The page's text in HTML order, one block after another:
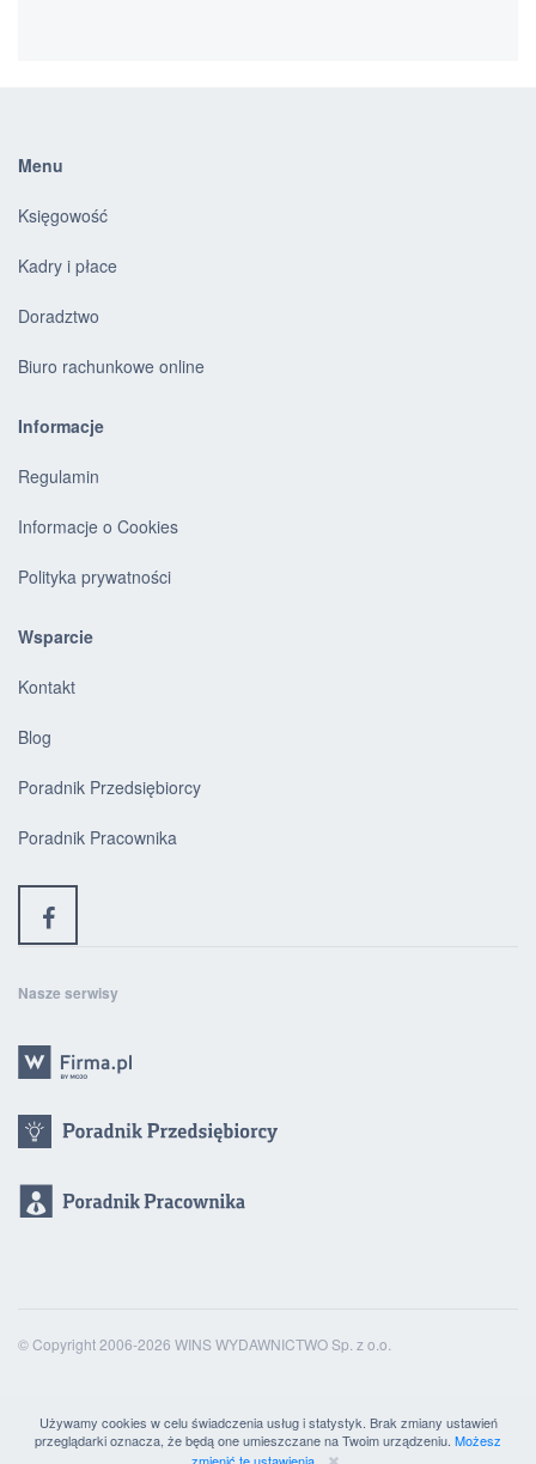
Menu
Księgowość
Kadry i płace
Doradztwo
Biuro rachunkowe online
Informacje
Regulamin
Informacje o Cookies
Polityka prywatności
Wsparcie
Kontakt
Blog
Poradnik Przedsiębiorcy
Poradnik Pracownika
Nasze serwisy
© Copyright 2006-2026 WINS WYDAWNICTWO Sp. z o.o.
Używamy cookies w celu świadczenia usług i statystyk. Brak zmiany ustawień
przeglądarki oznacza, że będą one umieszczane na Twoim urządzeniu. Możesz
zmienić te ustawienia.